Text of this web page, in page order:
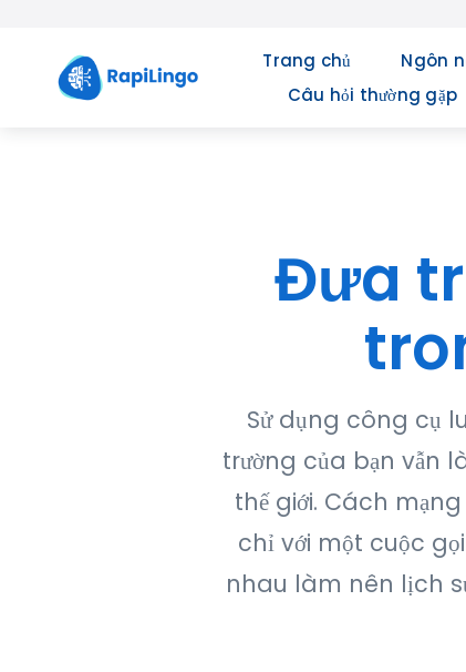
content
Trang chủ Ngôn
Câu hỏi thường gặp
Đưa
Sử dụng công cụ
trường của bạn vẫn
thế giới. Cách
chỉ với một cuộc
nhau làm nên lịch